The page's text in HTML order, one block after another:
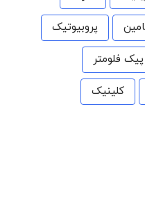
پروبیوتیک
پیک فلومتر
کلینیک